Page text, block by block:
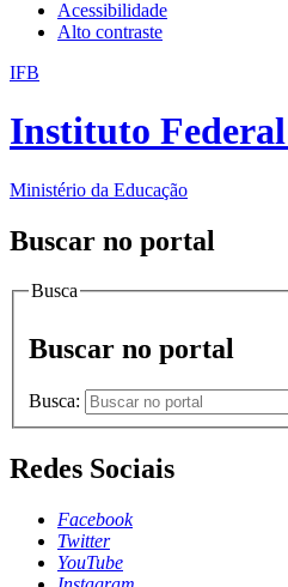
Acessibilidade
Alto contraste
IFB
Instituto
Ministério da Educação
Buscar no portal
Busca
Buscar no portal
Busca:
Redes Sociais
Facebook
Twitter
YouTube